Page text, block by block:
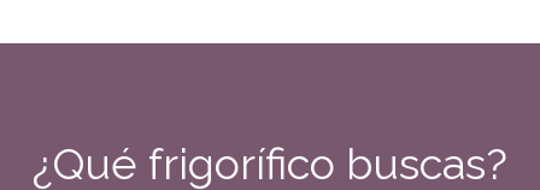
¿Qué frigorífico buscas?